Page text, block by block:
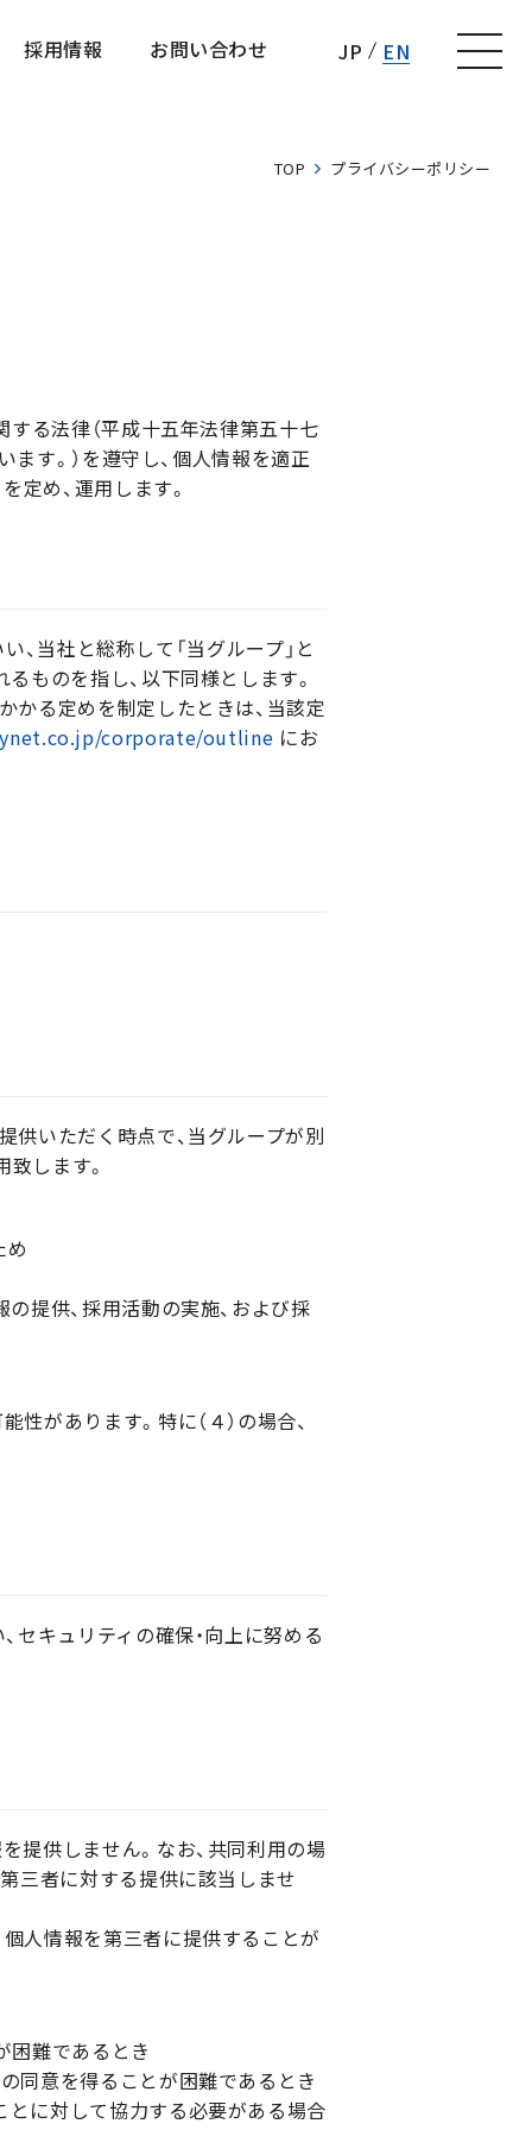
採用情報
お問い合わせ
JP EN
TOP プライバシーポリシー
する法律（平成十五年法律第五十七
ます。）を遵守し、個人情報を適正
定め、運用します。
、当社と総称して「当グループ」と
ものを指し、以下同様とします。
かる定めを制定したときは、当該定
corporate/outline にお
供いただく時点で、当グループが別
します。
め
提供、採用活動の実施、および採
があります。特に（４）の場合、
セキュリティの確保・向上に努める
提供しません。なお、共同利用の場
三者に対する提供に該当しませ
人情報を第三者に提供することが
困難であるとき
同意を得ることが困難であるとき
に対して協力する必要がある場合